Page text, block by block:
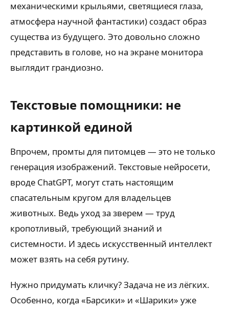
механическими крыльями, светящиеся глаза,
атмосфера научной фантастики) создаст образ
существа из будущего. Это довольно сложно
представить в голове, но на экране монитора
выглядит грандиозно.
Текстовые помощники: не
картинкой единой
Впрочем, промты для питомцев — это не только
генерация изображений. Текстовые нейросети,
вроде ChatGPT, могут стать настоящим
спасательным кругом для владельцев
животных. Ведь уход за зверем — труд
кропотливый, требующий знаний и
системности. И здесь искусственный интеллект
может взять на себя рутину.
Нужно придумать кличку? Задача не из лёгких.
Особенно, когда «Барсики» и «Шарики» уже